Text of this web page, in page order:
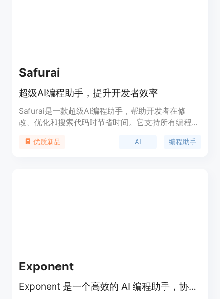
Safurai
超级AI编程助手，提升开发者效率
Safurai是一款超级AI编程助手，帮助开发者在修
改、优化和搜索代码时节省时间。它支持所有编程语
Safurai具有以下特点：1. 通过生成的代码为您提供信
优质新品 AI 编程助手
Exponent
Exponent 是一个高效的 AI 编程助手，协作完成软件工程任务。